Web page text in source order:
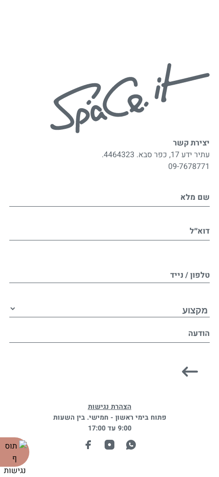
יצירת קשר
עתיר ידע 17, כפר סבא. 4464323.
09-7678771
שם מלא
דוא״ל
טלפון / נייד
הודעה
הצהרת נגישות
פתוח בימי ראשון - חמישי. בין השעות
9:00 עד 17:00